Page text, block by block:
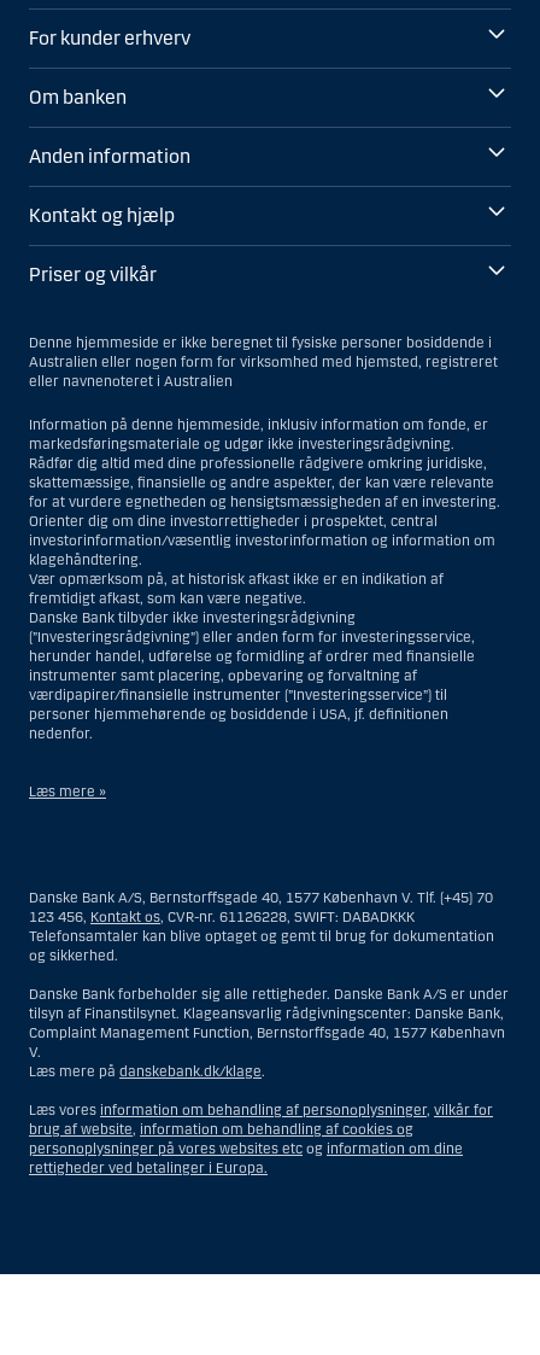
For kunder erhverv
Om banken
Anden information
Kontakt og hjælp
Priser og vilkår
Denne hjemmeside er ikke beregnet til fysiske personer bosiddende i
Australien eller nogen form for virksomhed med hjemsted, registreret
eller navnenoteret i Australien
Information på denne hjemmeside, inklusiv information om fonde, er
markedsføringsmateriale og udgør ikke investeringsrådgivning.
Rådfør dig altid med dine professionelle rådgivere omkring juridiske,
skattemæssige, finansielle og andre aspekter, der kan være relevante
for at vurdere egnetheden og hensigtsmæssigheden af en investering.
Orienter dig om dine investorrettigheder i prospektet, central
investorinformation/væsentlig investorinformation og information om
klagehåndtering.
Vær opmærksom på, at historisk afkast ikke er en indikation af
fremtidigt afkast, som kan være negative.
Danske Bank tilbyder ikke investeringsrådgivning
(”Investeringsrådgivning”) eller anden form for investeringsservice,
herunder handel, udførelse og formidling af ordrer med finansielle
instrumenter samt placering, opbevaring og forvaltning af
værdipapirer/finansielle instrumenter (”Investeringsservice”) til
personer hjemmehørende og bosiddende i USA, jf. definitionen
nedenfor.
Læs mere »
og opfattes som et tilbud om Investeringsrådgivning eller
Investeringsservice til en person hjemmehørende og bosiddende i USA.
I forhold til Investeringsrådgivning skal en person hjemmehørende og
bosiddende i USA forstås som enhver af følgende:
En fysisk person hjemmehørende og bosiddende i USA.
organiseret i USA, men som ikke er et offshore-rådgivningscenter
hjemmehørende og bosiddende i USA, som har en gyldig
forretningsmæssig begrundelse for sit virke, og som varetager
opgaver og reguleres som et forsikringsselskab eller en bank.
Danske Bank A/S, Bernstorffsgade 40, 1577 København V. Tlf. (+45) 70
123 456, Kontakt os, CVR-nr. 61126228, SWIFT: DABADKKK
Telefonsamtaler kan blive optaget og gemt til brug for dokumentation
og sikkerhed.
Danske Bank forbeholder sig alle rettigheder. Danske Bank A/S er under
tilsyn af Finanstilsynet. Klageansvarlig rådgivningscenter: Danske Bank,
Complaint Management Function, Bernstorffsgade 40, 1577 København
V.
Læs mere på danskebank.dk/klage.
Læs vores information om behandling af personoplysninger, vilkår for
brug af website, information om behandling af cookies og
personoplysninger på vores websites etc og information om dine
rettigheder ved betalinger i Europa.